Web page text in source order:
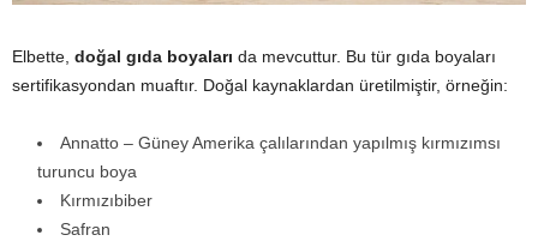
Elbette, doğal gıda boyaları da mevcuttur. Bu tür gıda boyaları
sertifikasyondan muaftır. Doğal kaynaklardan üretilmiştir, örneğin:
Annatto – Güney Amerika çalılarından yapılmış kırmızımsı
turuncu boya
Kırmızıbiber
Safran